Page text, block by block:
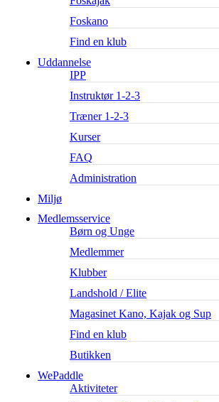
Foskano
Find en klub
Uddannelse
IPP
Instruktør 1-2-3
Træner 1-2-3
Kurser
FAQ
Administration
Miljø
Medlemsservice
Børn og Unge
Medlemmer
Klubber
Landshold / Elite
Magasinet Kano, Kajak og Sup
Find en klub
Butikken
WePaddle
Aktiviteter